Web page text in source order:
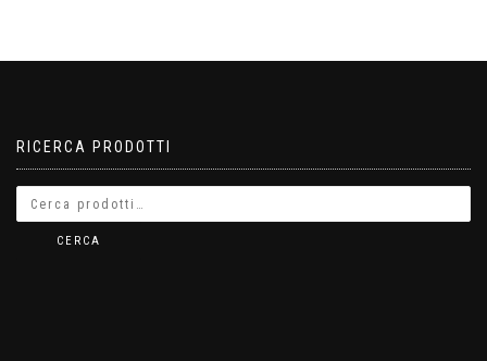
RICERCA PRODOTTI
CERCA